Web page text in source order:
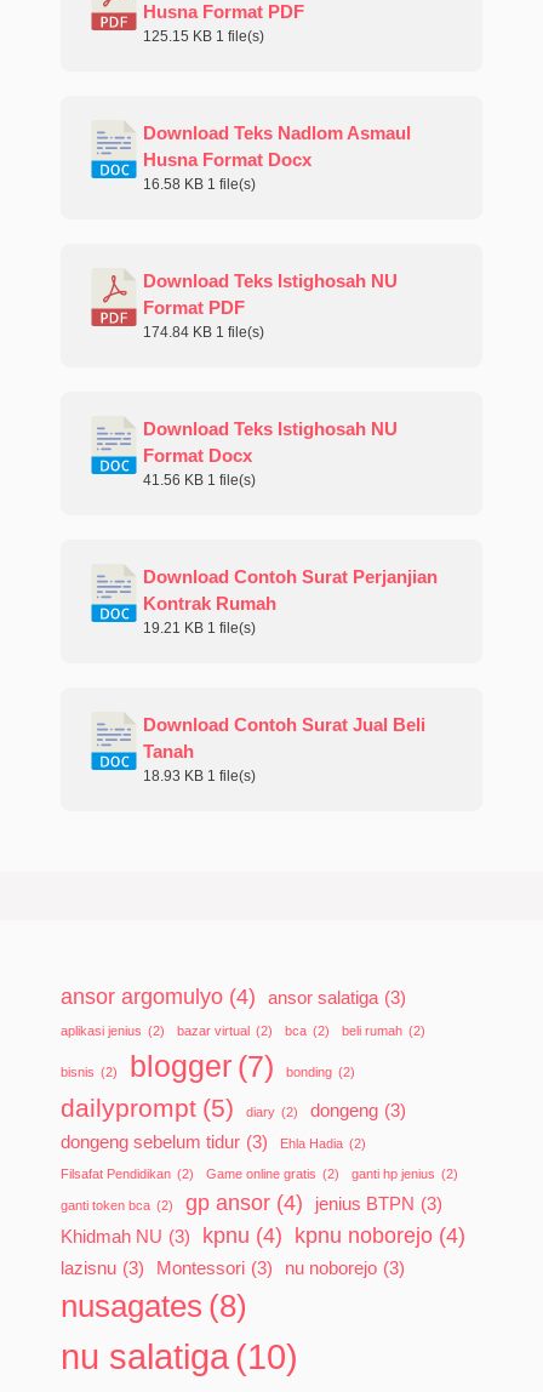
Husna Format PDF
125.15 KB 1 file(s)
Download Teks Nadlom Asmaul
Husna Format Docx
16.58 KB 1 file(s)
Download Teks Istighosah NU
Format PDF
174.84 KB 1 file(s)
Download Teks Istighosah NU
Format Docx
41.56 KB 1 file(s)
Download Contoh Surat Perjanjian
Kontrak Rumah
19.21 KB 1 file(s)
Download Contoh Surat Jual Beli
Tanah
18.93 KB 1 file(s)
ansor argomulyo (4) ansor salatiga (3)
aplikasi jenius (2) bazar virtual (2) bca (2) beli rumah (2)
bisnis (2) blogger (7) bonding (2)
dailyprompt (5) diary (2) dongeng (3)
dongeng sebelum tidur (3) Ehla Hadia (2)
Filsafat Pendidikan (2) Game online gratis (2) ganti hp jenius (2)
ganti token bca (2) gp ansor (4) jenius BTPN (3)
Khidmah NU (3) kpnu (4) kpnu noborejo (4)
lazisnu (3) Montessori (3) nu noborejo (3)
nusagates (8)
nu salatiga (10)